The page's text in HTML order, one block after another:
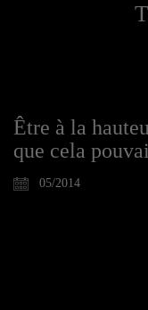
Être à la
que cela
05/2014